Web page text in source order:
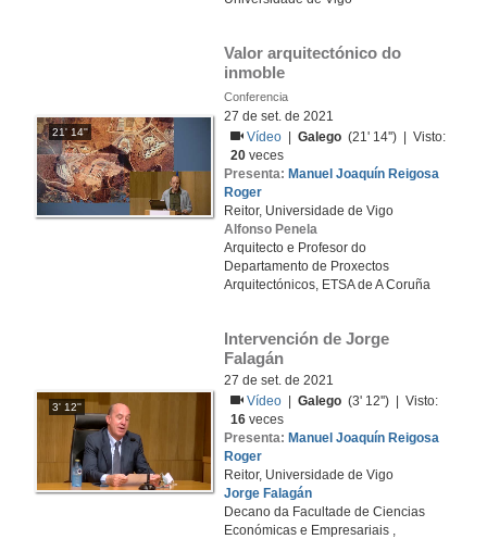
21' 14''
Valor arquitectónico do
inmoble
Conferencia
27 de set. de 2021
Vídeo
|Galego (21' 14'') | Visto:
20 veces
Presenta: Manuel Joaquín Reigosa
Roger
Reitor, Universidade de Vigo
Alfonso Penela
Arquitecto e Profesor do
Departamento de Proxectos
Arquitectónicos, ETSA de A Coruña
3' 12''
Intervención de Jorge
Falagán
27 de set. de 2021
Vídeo
|Galego (3' 12'') | Visto:
16 veces
Presenta: Manuel Joaquín Reigosa
Roger
Reitor, Universidade de Vigo
Jorge Falagán
Decano da Facultade de Ciencias
Económicas e Empresariais ,